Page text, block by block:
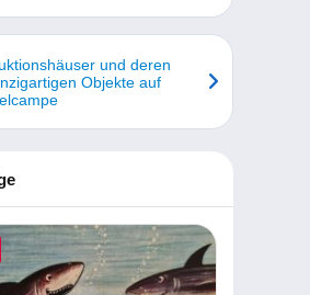
und deren
Objekte auf